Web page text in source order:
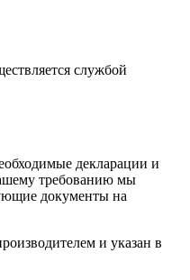
службой
декларации и
требованию мы
документы на
и указан в